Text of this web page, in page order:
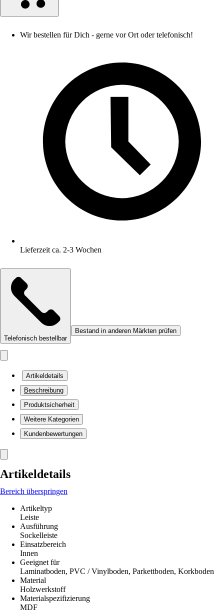
Wir bestellen für Dich - gerne vor Ort oder telefonisch!
Lieferzeit ca. 2-3 Wochen
Telefonisch bestellbar
Bestand in anderen Märkten prüfen
Artikeldetails
Beschreibung
Produktsicherheit
Weitere Kategorien
Kundenbewertungen
Artikeldetails
Bereich überspringen
Artikeltyp
Leiste
Ausführung
Sockelleiste
Einsatzbereich
Innen
Geeignet für
Laminatboden, PVC / Vinylboden, Parkettboden, Korkboden
Material
Holzwerkstoff
Materialspezifizierung
MDF